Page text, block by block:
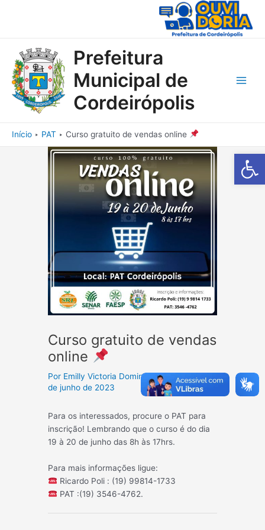
Barra de
Prefeitura
Municipal de
Cordeirópolis
Início PAT Curso gratuito de vendas online
Curso gratuito de vendas
online
Por Emilly Victoria Domingos Reis Silva
16
de junho de 2023
Para os interessados, procure o PAT para
inscrição! Lembrando que o curso é do dia
19 à 20 de junho das 8h às 17hrs.
Para mais informações ligue:
Ricardo Poli : (19) 99814-1733
PAT :(19) 3546-4762.